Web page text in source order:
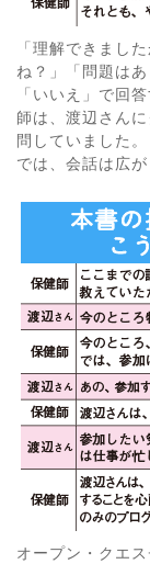
「理解できまし
ね？」「問題は
「いいえ」で回
師は、渡辺さん
問していました
では、会話は広が
オープン・クエ